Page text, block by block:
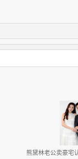
熊黛林老公卖豪宅